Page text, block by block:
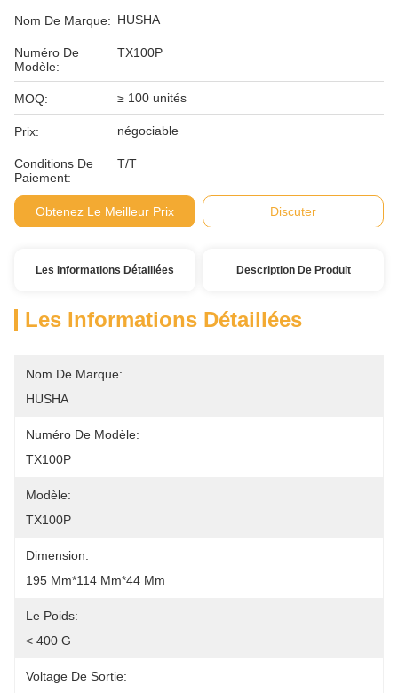
Nom De Marque: HUSHA
Numéro De
Modèle:
TX100P
MOQ: ≥ 100 unités
Prix: négociable
Conditions De
Paiement:
T/T
Obtenez Le Meilleur Prix Discuter
Les Informations Détaillées Description De Produit
Les Informations Détaillées
Nom De Marque:
HUSHA
Numéro De Modèle:
TX100P
Modèle:
TX100P
Dimension:
195 Mm*114 Mm*44 Mm
Le Poids:
< 400 G
Voltage De Sortie: